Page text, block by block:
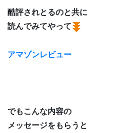
酷評されとるのと共に
読んでみてやって
アマゾンレビュー
でもこんな内容の
メッセージをもらうと